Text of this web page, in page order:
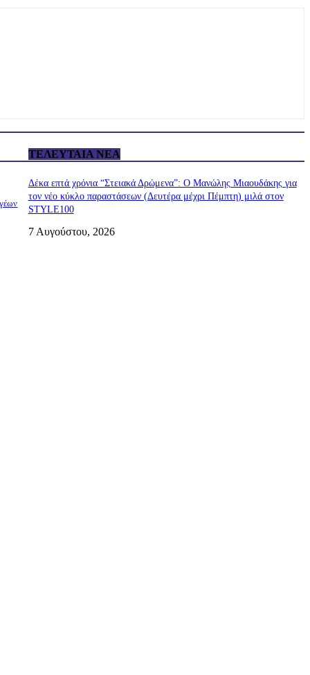
ΤΕΛΕΥΤΑΊΑ ΝΈΑ
Δέκα επτά χρόνια “Στειακά Δρώμενα”: Ο Μανώλης Μιαουδάκης για
τον νέο κύκλο παραστάσεων (Δευτέρα μέχρι Πέμπτη) μιλά στον
STYLE100
7 Αυγούστου, 2026